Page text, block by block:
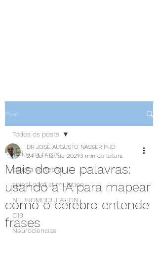
Post
Todos os posts
coluna vertebral
spinal cord stimulation
NEUROMODULATION
C19
Neurociencias
Todos os posts
Mais do que palavras:
usando a IA para mapear
como o cérebro entende
frases
DR JOSÉ AUGUSTO NASSER PHD
24 de mar. de 2021 3 min de leitura